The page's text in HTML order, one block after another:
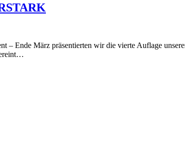
– Ende März präsentierten wir die vierte Auflage